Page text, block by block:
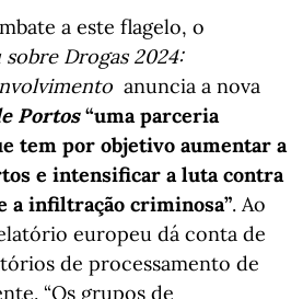
a este flagelo, o
Drogas 2024:
anuncia a nova
Portos“uma parceria
tem por objetivo aumentar a
e intensificar a luta contra
a infiltração criminosa”. Ao
europeu dá conta de
de processamento de
“Os grupos de